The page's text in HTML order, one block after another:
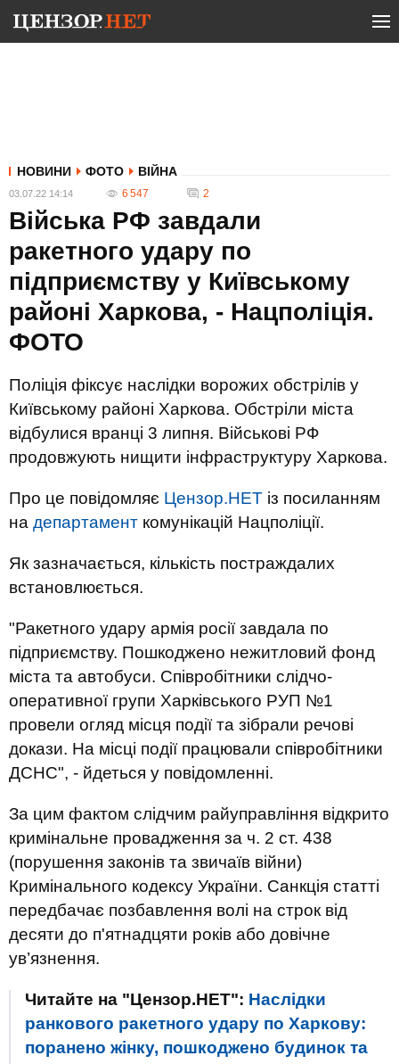
НОВИНИ ФОТО ВІЙНА
03.07.22 14:14 6 547 2
Війська РФ завдали
ракетного удару по
підприємству у Київському
районі Харкова, - Нацполіція.
ФОТО
Поліція фіксує наслідки ворожих обстрілів у
Київському районі Харкова. Обстріли міста
відбулися вранці 3 липня. Військові РФ
продовжують нищити інфраструктуру Харкова.
Про це повідомляє Цензор.НЕТ із посиланням
на департамент комунікацій Нацполіції.
Як зазначається, кількість постраждалих
встановлюється.
"Ракетного удару армія росії завдала по
підприємству. Пошкоджено нежитловий фонд
міста та автобуси. Співробітники слідчо-
оперативної групи Харківського РУП №1
провели огляд місця події та зібрали речові
докази. На місці події працювали співробітники
ДСНС", - йдеться у повідомленні.
За цим фактом слідчим райуправління відкрито
кримінальне провадження за ч. 2 ст. 438
(порушення законів та звичаїв війни)
Кримінального кодексу України. Санкція статті
передбачає позбавлення волі на строк від
десяти до п'ятнадцяти років або довічне
ув’язнення.
Читайте на "Цензор.НЕТ": Наслідки
ранкового ракетного удару по Харкову:
поранено жінку, пошкоджено будинок та